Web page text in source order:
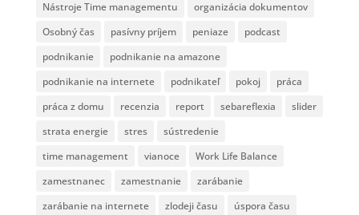
Nástroje Time managementu
organizácia dokumentov
Osobný čas
pasívny príjem peniaze
podcast
podnikanie
podnikanie na amazone
podnikanie na internete
podnikateľ pokoj
práca
práca z domu
recenzia report sebareflexia
slider
strata energie
stres
sústredenie
time management
vianoce
Work Life Balance
zamestnanec
zamestnanie
zarábanie
zarábanie na internete
zlodeji času
úspora času